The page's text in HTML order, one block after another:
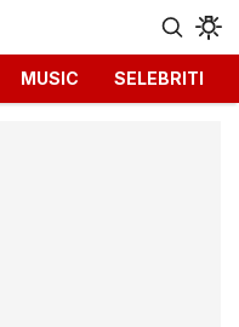
MUSIC SELEBRITI